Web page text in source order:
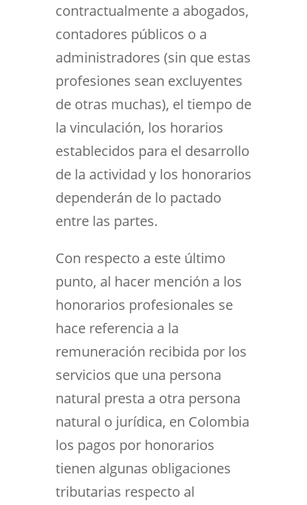
contractualmente a abogados,
contadores públicos o a
administradores (sin que estas
profesiones sean excluyentes
de otras muchas), el tiempo de
la vinculación, los horarios
establecidos para el desarrollo
de la actividad y los honorarios
dependerán de lo pactado
entre las partes.
Con respecto a este último
punto, al hacer mención a los
honorarios profesionales se
hace referencia a la
remuneración recibida por los
servicios que una persona
natural presta a otra persona
natural o jurídica, en Colombia
los pagos por honorarios
tienen algunas obligaciones
tributarias respecto al